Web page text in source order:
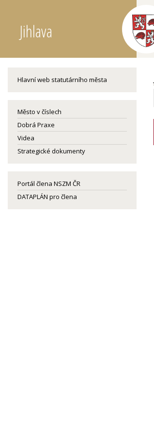
Jihlava
Hlavní web statutárního města
Město v číslech
Dobrá Praxe
Videa
Strategické dokumenty
Portál člena NSZM ČR
DATAPLÁN pro člena